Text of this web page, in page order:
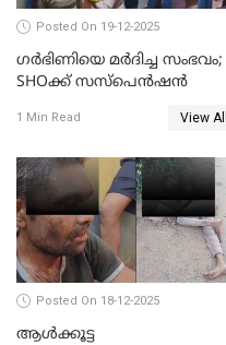
Posted On 19-12-2025
ഗര്‍ഭിണിയെ മർദിച്ച സംഭവം;
SHOക്ക് സസ്പെൻഷൻ
1 Min Read View All
Posted On 18-12-2025
ആൾക്കൂട്ട